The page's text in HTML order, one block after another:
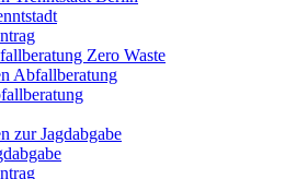
Zero Waste
Abfallberatung
zur Jagdabgabe